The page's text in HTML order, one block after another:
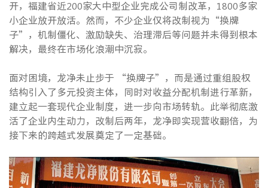
开，福建省近200家大中型企业完成公司制改革，1800多家
小企业放开放活。然而，不少企业仅将改制视为“换牌
子”，机制僵化、激励缺失、治理滞后等问题并未得到根本
解决，最终在市场化浪潮中沉寂。
面对困境，龙净未止步于 “换牌子”，而是通过重组股权
结构引入了多元投资主体，同时对收益分配机制进行革新，
建立起一套现代企业制度，进一步向市场转轨。此举彻底激
活了企业内生动力，改制后两年，龙净即实现营收翻倍，为
接下来的跨越式发展奠定了一定基础。